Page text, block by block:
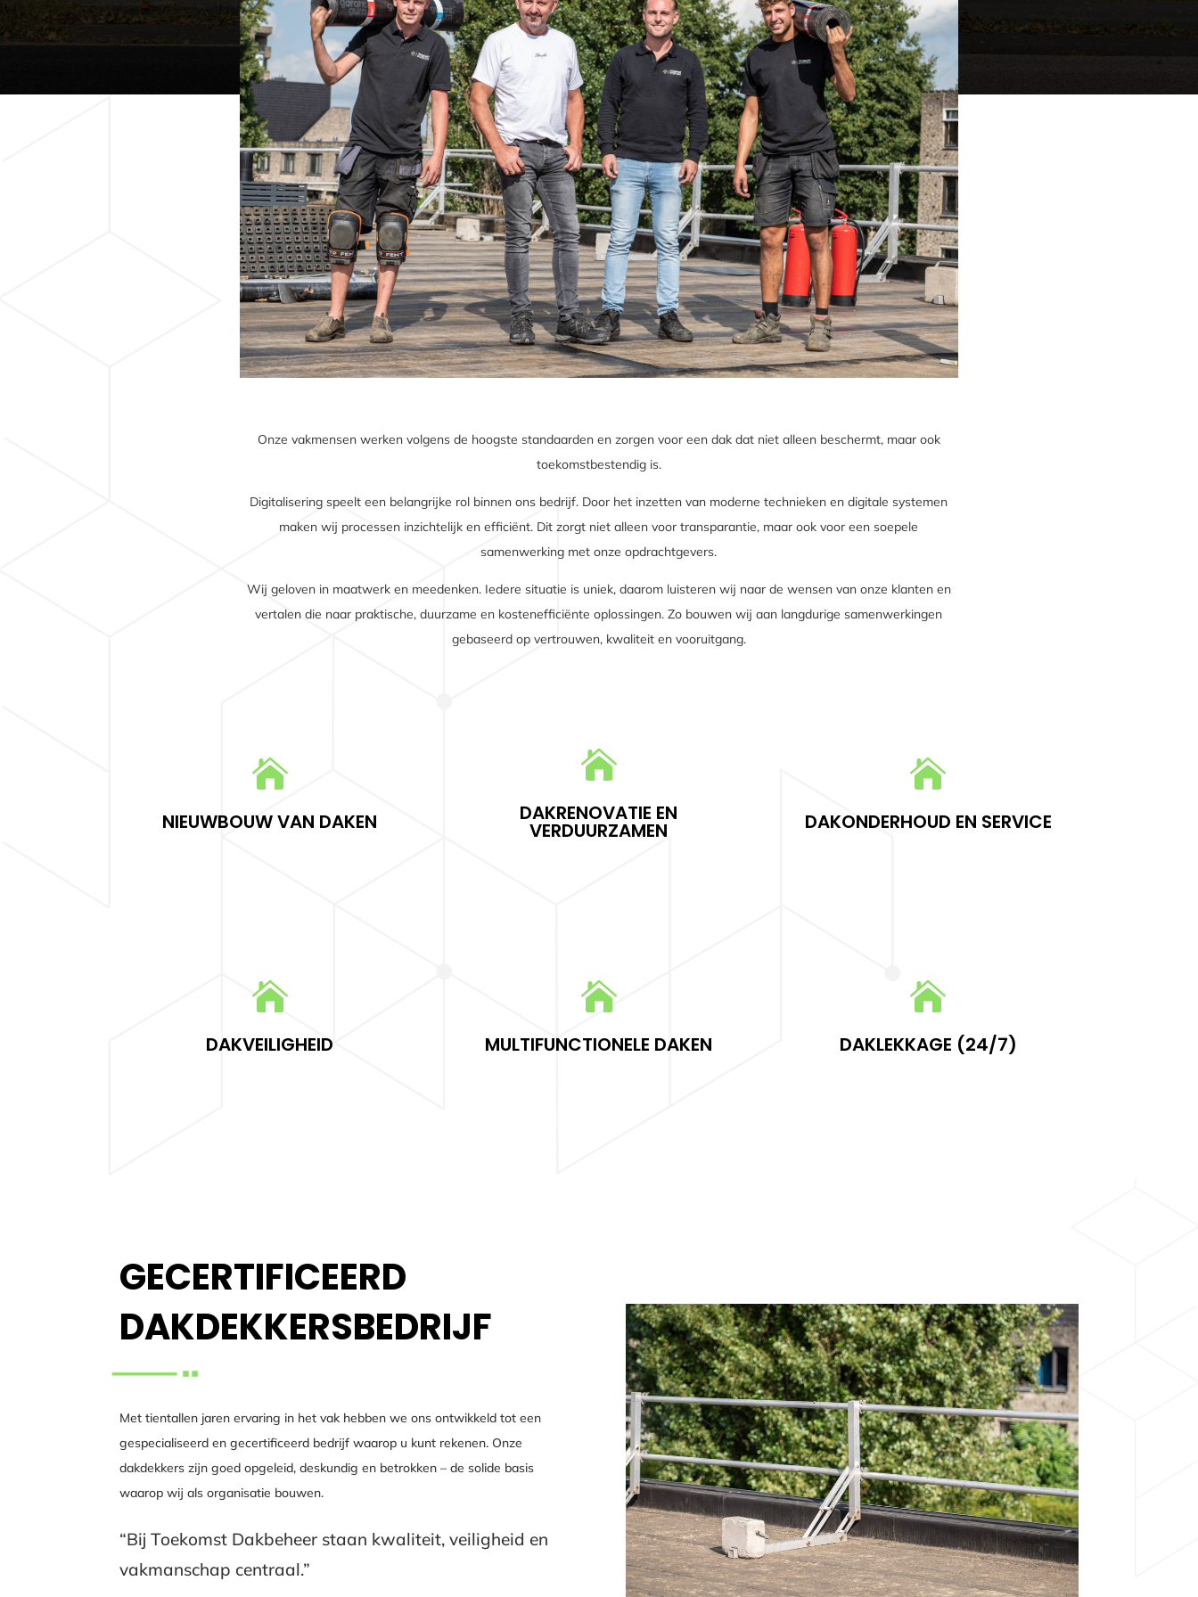
Onze vakmensen werken volgens de hoogste standaarden en zorgen voor een dak dat niet alleen beschermt, maar ook
toekomstbestendig is.
Digitalisering speelt een belangrijke rol binnen ons bedrijf. Door het inzetten van moderne technieken en digitale systemen
maken wij processen inzichtelijk en efficiënt. Dit zorgt niet alleen voor transparantie, maar ook voor een soepele
samenwerking met onze opdrachtgevers.
Wij geloven in maatwerk en meedenken. Iedere situatie is uniek, daarom luisteren wij naar de wensen van onze klanten en
vertalen die naar praktische, duurzame en kostenefficiënte oplossingen. Zo bouwen wij aan langdurige samenwerkingen
gebaseerd op vertrouwen, kwaliteit en vooruitgang.

NIEUWBOUW VAN DAKEN

Nieuwbouw van daken

DAKRENOVATIE EN
VERDUURZAMEN

verduurzamen 
DAKONDERHOUD EN SERVICE

Dakonderhoud en service

DAKVEILIGHEID

Dakveiligheid 
MULTIFUNCTIONELE DAKEN

Multifunctionele daken 
DAKLEKKAGE (24/7)

Daklekkage (24/7)
GECERTIFICEERD
DAKDEKKERSBEDRIJF
Met tientallen jaren ervaring in het vak hebben we ons ontwikkeld tot een
gespecialiseerd en gecertificeerd bedrijf waarop u kunt rekenen. Onze
dakdekkers zijn goed opgeleid, deskundig en betrokken – de solide basis
waarop wij als organisatie bouwen.
“Bij Toekomst Dakbeheer staan kwaliteit, veiligheid en
vakmanschap centraal.”